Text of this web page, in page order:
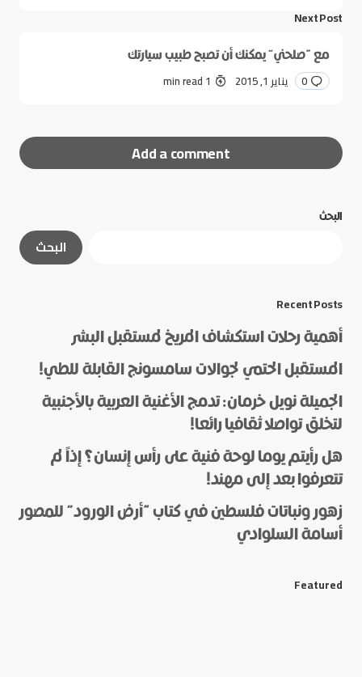
Next Post
مع “صلحني” يمكنك أن تصبح طبيب سيارتك
0 يناير 1, 2015 1 min read
Add a comment
الحقول الإلزامية
Name
*
E-mail
*
البحث
البحث
Recent Posts
أهمية رحلات استكشاف المريخ لمستقبل البشر
المستقبل الحتمي لجوالات سامسونج القابلة للطي!
الجميلة نويل خرمان: تدمج الأغنية العربية بالأجنبية
لتخلق تواصلا ثقافيا رائعا!
هل رأيتم يوما لوحة فنية على رأس إنسان؟ إذاً لم
تتعرفوا بعد إلى مهند!
زهور ونباتات فلسطين في كتاب “أرض الورود” للمصور
أسامة السلوادي
Featured